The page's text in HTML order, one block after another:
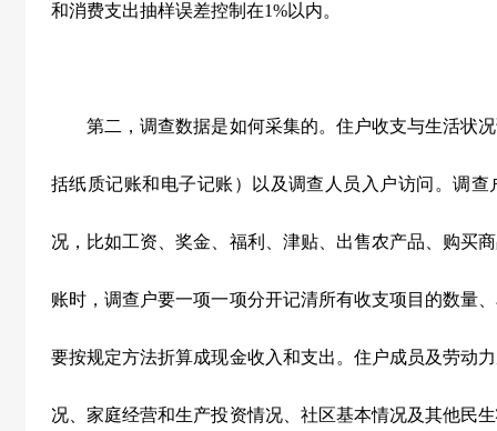
和消费支出抽样误差控制在1%以内。
第二，调查数据是如何采集的。住户收支与生活状况
括纸质记账和电子记账）以及调查人员入户访问。调
况，比如工资、奖金、福利、津贴、出售农产品、购买
账时，调查户要一项一项分开记清所有收支项目的数量
要按规定方法折算成现金收入和支出。住户成员及劳动
况、家庭经营和生产投资情况、社区基本情况及其他民